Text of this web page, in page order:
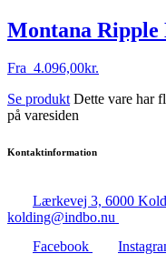
Montana Ripple
Fra 4.096,00kr.
Se produkt Dette vare har
på varesiden
Kontaktinformation
Lærkevej 3, 6000
kolding@indbo.nu
Facebook